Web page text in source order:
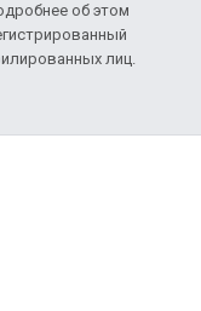
об этом
лиц.